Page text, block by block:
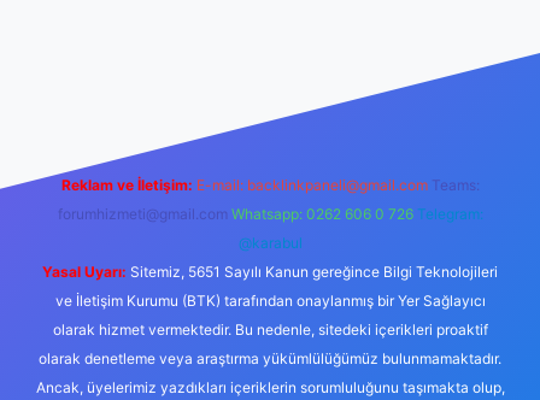
Reklam ve İletişim: E-mail: backlinkpaneli@gmail.com Teams:
forumhizmeti@gmail.com Whatsapp: 0262 606 0 726 Telegram:
@karabul
Yasal Uyarı: Sitemiz, 5651 Sayılı Kanun gereğince Bilgi Teknolojileri
ve İletişim Kurumu (BTK) tarafından onaylanmış bir Yer Sağlayıcı
olarak hizmet vermektedir. Bu nedenle, sitedeki içerikleri proaktif
olarak denetleme veya araştırma yükümlülüğümüz bulunmamaktadır.
Ancak, üyelerimiz yazdıkları içeriklerin sorumluluğunu taşımakta olup,